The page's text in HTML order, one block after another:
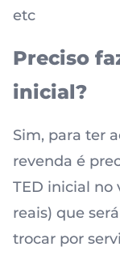
etc
Preciso
inicial?
Sim, para ter
revenda é
TED inicial no
reais) que
trocar por